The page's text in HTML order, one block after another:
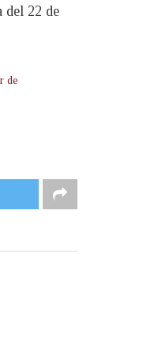
del 22 de
de